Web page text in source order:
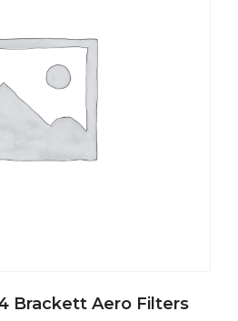
Brackett Aero Filters